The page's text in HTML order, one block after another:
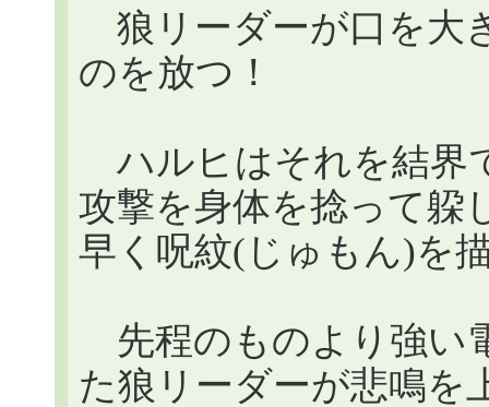
狼リーダーが口を大
のを放つ！
ハルヒはそれを結界
攻撃を身体を捻って躱
早く呪紋(じゅもん)を
先程のものより強い
た狼リーダーが悲鳴を